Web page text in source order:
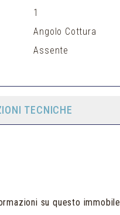
1
Angolo Cottura
Assente
TECNICHE
su questo immobile